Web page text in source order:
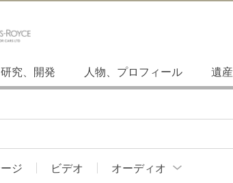
究、開発 人物、プロフィール 遺産
ジ ビデオ オーディオ